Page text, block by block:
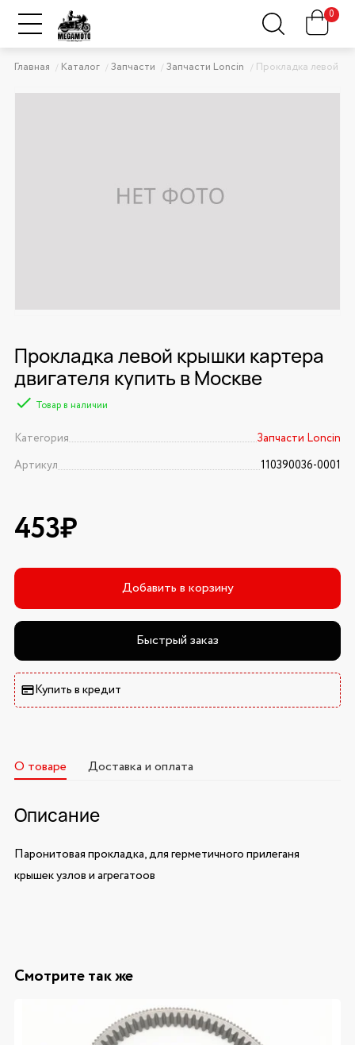
0
Главная Каталог Запчасти Запчасти Loncin Прокладка левой
Прокладка левой крышки картера
двигателя купить в Москве
Товар в наличии
Категория
Запчасти Loncin
Артикул
110390036-0001
453₽
Добавить в корзину
Быстрый заказ
Купить в кредит
О товаре Доставка и оплата
Описание
Паронитовая прокладка, для герметичного прилеганя
крышек узлов и агрегатоов
Смотрите так же